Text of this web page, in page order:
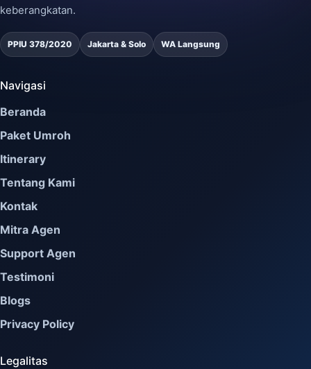
keberangkatan.
PPIU 378/2020 Jakarta & Solo WA Langsung
Navigasi
Beranda
Paket Umroh
Itinerary
Tentang Kami
Kontak
Mitra Agen
Support Agen
Testimoni
Blogs
Privacy Policy
Legalitas